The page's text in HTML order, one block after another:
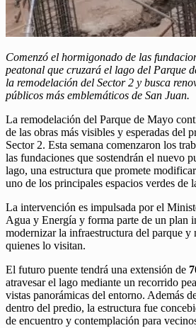
Comenzó el hormigonado de las
peatonal que cruzará el lago del Parque
la remodelación del Sector 2 y busca
públicos más emblemáticos de San Juan.
La remodelación del Parque de Mayo
de las obras más visibles y esperadas del
Sector 2. Esta semana comenzaron los
las fundaciones que sostendrán el nuevo
lago, una estructura que promete
uno de los principales espacios verdes de
La intervención es impulsada por el
Agua y Energía y forma parte de un plan
modernizar la infraestructura del parque y
quienes lo visitan.
El futuro puente tendrá una extensión de
atravesar el lago mediante un recorrido
vistas panorámicas del entorno. Además
dentro del predio, la estructura fue
de encuentro y contemplación para